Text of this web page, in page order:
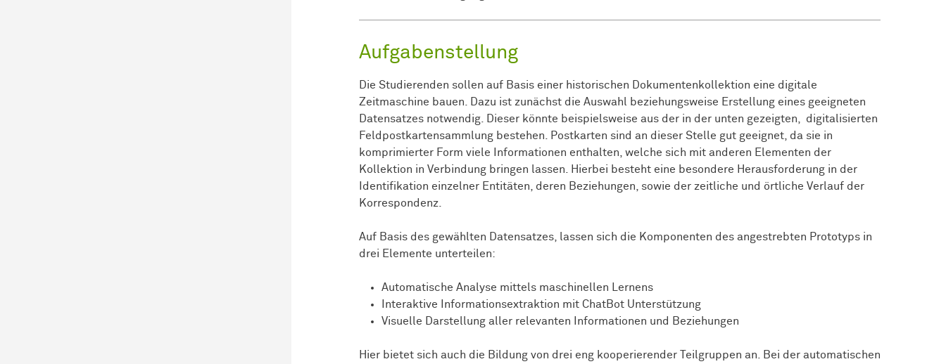
Aufgabenstellung
Die Studierenden sollen auf Basis einer historischen Dokumentenkollektion eine digitale
Zeitmaschine bauen. Dazu ist zunächst die Auswahl beziehungsweise Erstellung eines geeigneten
Datensatzes notwendig. Dieser könnte beispielsweise aus der in der unten gezeigten, digitalisierten
Feldpostkartensammlung bestehen. Postkarten sind an dieser Stelle gut geeignet, da sie in
komprimierter Form viele Informationen enthalten, welche sich mit anderen Elementen der
Kollektion in Verbindung bringen lassen. Hierbei besteht eine besondere Herausforderung in der
Identifikation einzelner Entitäten, deren Beziehungen, sowie der zeitliche und örtliche Verlauf der
Korrespondenz.
Auf Basis des gewählten Datensatzes, lassen sich die Komponenten des angestrebten Prototyps in
drei Elemente unterteilen:
Automatische Analyse mittels maschinellen Lernens
Interaktive Informationsextraktion mit ChatBot Unterstützung
Visuelle Darstellung aller relevanten Informationen und Beziehungen
Hier bietet sich auch die Bildung von drei eng kooperierender Teilgruppen an. Bei der automatischen